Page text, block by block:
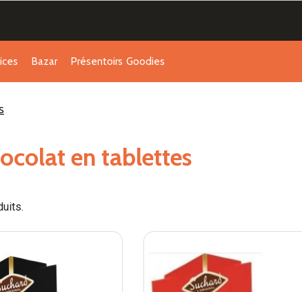
Bazar Présentoirs Goodies
en tablettes